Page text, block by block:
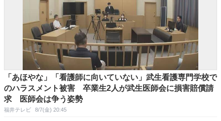
「あほやな」「看護師に向いていない」武生看護専門学校で
のハラスメント被害 卒業生2人が武生医師会に損害賠償請
求 医師会は争う姿勢
福井テレビ 8/7(金) 20:45